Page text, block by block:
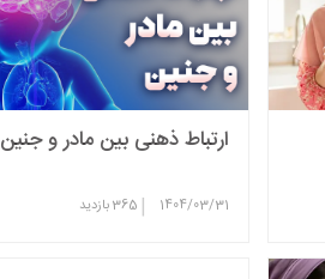
ارتباط ذهنی بین مادر و جنین
1404/03/31
|
365بازدید